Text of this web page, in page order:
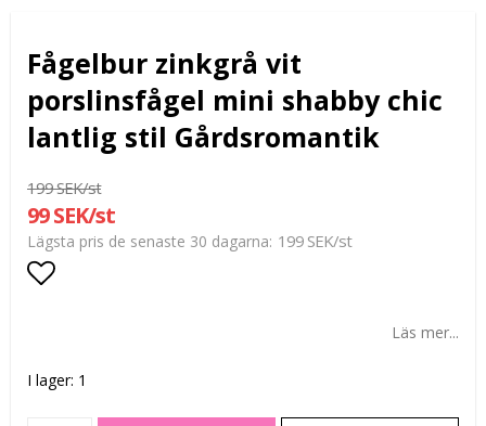
Fågelbur zinkgrå vit
porslinsfågel mini shabby chic
lantlig stil Gårdsromantik
199 SEK/st
99 SEK/st
Lägsta pris de senaste 30 dagarna 199 SEK/st
Läs mer...
I lager: 1